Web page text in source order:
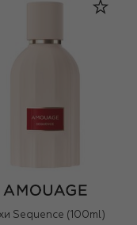
Sequence (100ml)